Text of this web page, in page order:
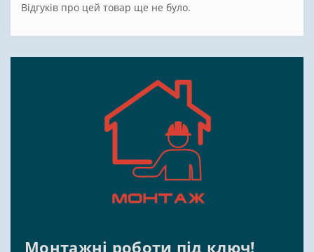
Відгуків про цей товар ще не було.
Монтажні роботи під ключ!